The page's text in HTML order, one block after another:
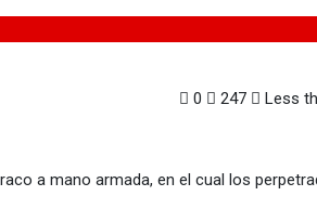
0 247
Less
a mano armada, en el cual los